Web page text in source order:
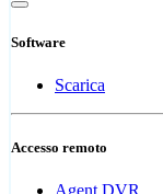
Software
Scarica
Accesso remoto
Agent DVR